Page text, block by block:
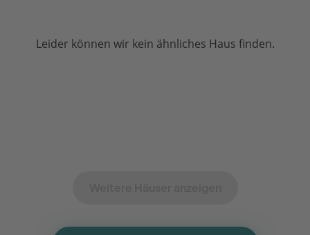
Leider können wir kein ähnliches Haus finden.